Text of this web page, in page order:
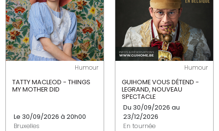
Humour
TATTY MACLEOD - THINGS
MY MOTHER DID
Le 30/09/2026 à 20h00
Bruxelles
Humour
GUIHOME VOUS DÉTEND -
LEGRAND, NOUVEAU
SPECTACLE
Du 30/09/2026 au
23/12/2026
En tournée